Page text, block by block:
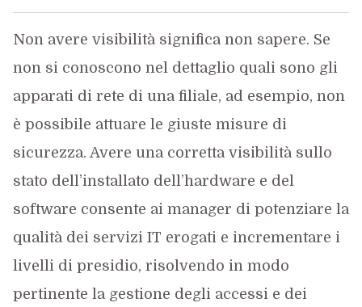
Non avere visibilità significa non sapere. Se
non si conoscono nel dettaglio quali sono gli
apparati di rete di una filiale, ad esempio, non
è possibile attuare le giuste misure di
sicurezza. Avere una corretta visibilità sullo
stato dell’installato dell’hardware e del
software consente ai manager di potenziare la
qualità dei servizi IT erogati e incrementare i
livelli di presidio, risolvendo in modo
pertinente la gestione degli accessi e dei